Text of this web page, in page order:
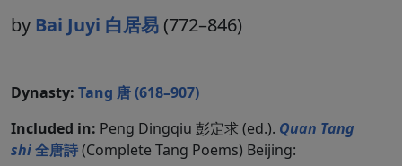
by Bai Juyi 白居易 (772–846)
Dynasty: Tang 唐 (618–907)
Included in: Peng Dingqiu 彭定求 (ed.). Quan Tang
shi全唐詩(Complete Tang Poems) Beijing: